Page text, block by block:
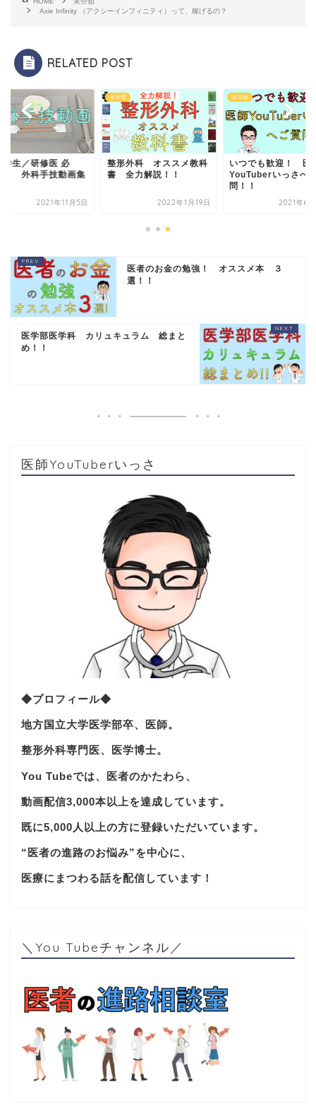
Axie Infinity （アクシーインフィニティ）って、稼げるの？
RELATED POST
学生／研修医 必
】 外科手技動画集
2021年11月5日
未分類
整形外科 オススメ教科
書 全力解説！！
2022年1月19日
未分類
いつでも歓迎！ 医
YouTuberいっさへ
問！！
2021年6
医者のお金の勉強！ オススメ本 ３
選！！
医学部医学科 カリュキュラム 総まと
め！！
医師YouTuberいっさ
◆プロフィール◆
地方国立大学医学部卒、医師。
整形外科専門医、医学博士。
You Tubeでは、医者のかたわら、
動画配信3,000本以上を達成しています。
既に5,000人以上の方に登録いただいています。
“医者の進路のお悩み”を中心に、
医療にまつわる話を配信しています！
＼You Tubeチャンネル／